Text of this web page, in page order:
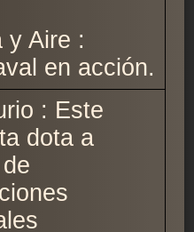
y Aire :
en acción.
: Este
dota a